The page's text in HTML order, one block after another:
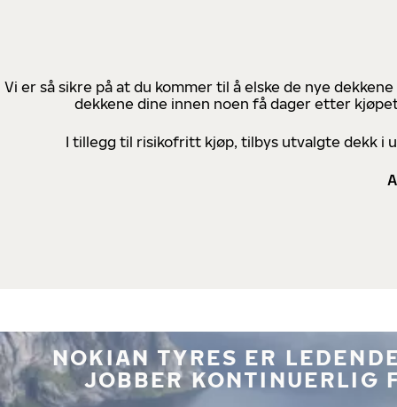
Vi er så sikre på at du kommer til å elske de nye
dekkene dine innen noen få dager etter
I tillegg til risikofritt kjøp, tilbys utvalgte dekk i
NOKIAN TYRES ER
JOBBER KONTINUERLIG